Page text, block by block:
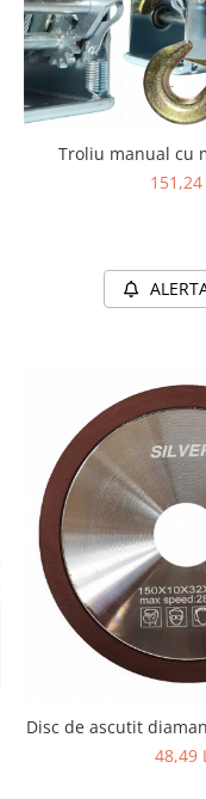
Troliu manual cu
151,24
Disc de ascutit
48,49